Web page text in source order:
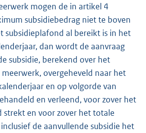
mogen de in artikel 4
subsidiebedrag niet te boven
subsidieplafond al bereikt is in het
dan wordt de aanvraag
subsidie, berekend over het
overgeheveld naar het
en op volgorde van
en verleend, voor zover het
strekt en voor zover het totale
de aanvullende subsidie het